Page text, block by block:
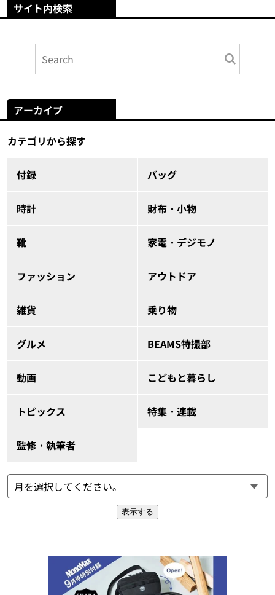
サイト内検索
アーカイブ
カテゴリから探す
付録 バッグ
時計 財布・小物
靴 家電・デジモノ
ファッション アウトドア
雑貨 乗り物
グルメ BEAMS特撮部
動画 こどもと暮らし
トピックス 特集・連載
監修・執筆者
表示する